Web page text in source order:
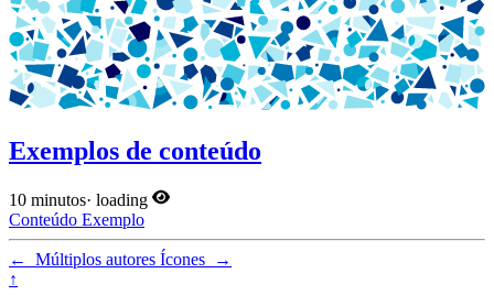
Exemplos de conteúdo
10 minutos· loading
Conteúdo Exemplo
← Múltiplos autores Ícones
→
↑